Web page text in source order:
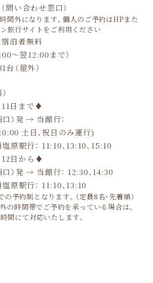
問い合わせ窓口）
間外になります。個人のご予約はHPまた
旅行サイトをご利用ください
宿泊者無料
～翌12:00まで）
（屋外）
日まで♦
）発 → 当館行：
土日、祝日のみ運行)
原駅行： 11:10、13:10、15:10
日から♦
）発 → 当館行： 12:30、14:30
原駅行： 11:10、13:10
予約制となります。（定員8名・先着順）
の時間帯でご予約を承っている場合は、
間にて対応いたします。